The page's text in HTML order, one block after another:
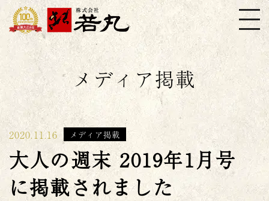
株式会社若丸
メディア掲載
2020.11.16 メディア掲載
大人の週末 2019年1月号
に掲載されました